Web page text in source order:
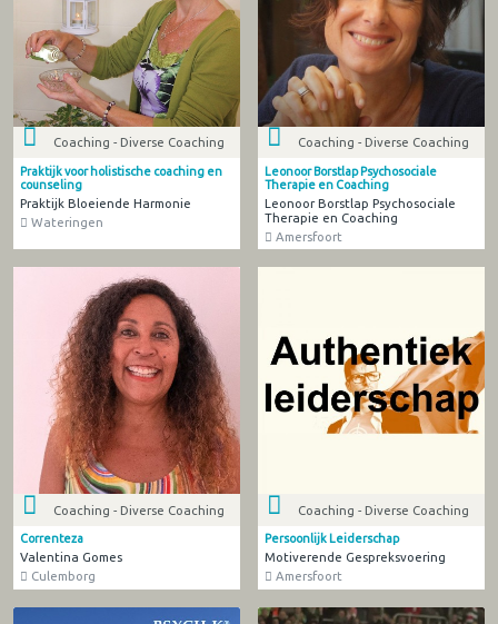
Coaching - Diverse Coaching
Praktijk voor holistische coaching en
counseling
Praktijk Bloeiende Harmonie
Wateringen
Coaching - Diverse Coaching
Leonoor Borstlap Psychosociale
Therapie en Coaching
Leonoor Borstlap Psychosociale
Therapie en Coaching
Amersfoort
Coaching - Diverse Coaching
Correnteza
Valentina Gomes
Culemborg
Coaching - Diverse Coaching
Persoonlijk Leiderschap
Motiverende Gespreksvoering
Amersfoort